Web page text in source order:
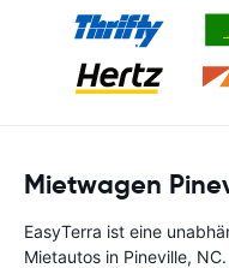
Mietwagen
EasyTerra ist eine
Mietautos in Pineville,